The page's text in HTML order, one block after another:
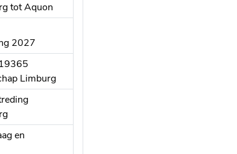
tot Aquon
2027
Limburg
en